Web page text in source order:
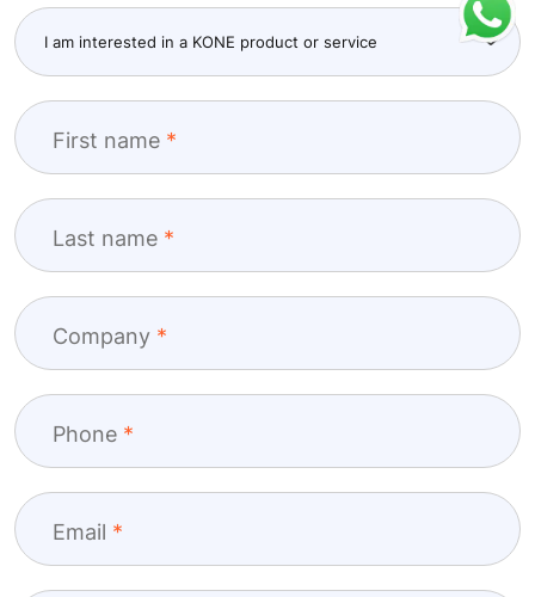
First name
Last name
Company
Phone
Email